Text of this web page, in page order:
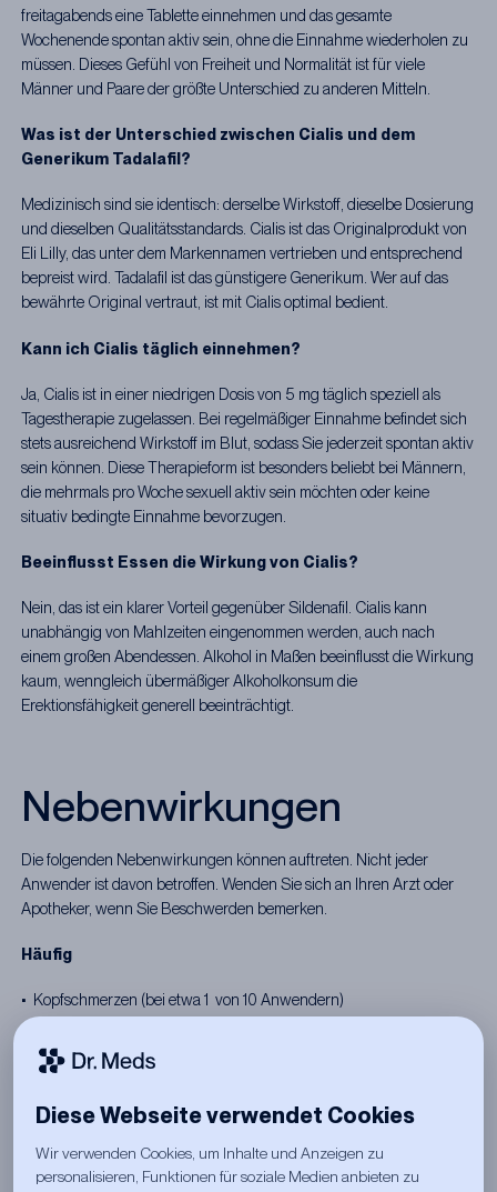
Diese Webseite verwendet Cookies
Wir verwenden Cookies, um Inhalte und Anzeigen zu
personalisieren, Funktionen für soziale Medien anbieten zu
freitagabends eine Tablette einnehmen und das gesamte
Wochenende spontan aktiv sein, ohne die Einnahme wiederholen zu
müssen. Dieses Gefühl von Freiheit und Normalität ist für viele
Männer und Paare der größte Unterschied zu anderen Mitteln.
Was ist der Unterschied zwischen Cialis und dem
Generikum Tadalafil?
Medizinisch sind sie identisch: derselbe Wirkstoff, dieselbe Dosierung
und dieselben Qualitätsstandards. Cialis ist das Originalprodukt von
Eli Lilly, das unter dem Markennamen vertrieben und entsprechend
bepreist wird. Tadalafil ist das günstigere Generikum. Wer auf das
bewährte Original vertraut, ist mit Cialis optimal bedient.
Kann ich Cialis täglich einnehmen?
Ja, Cialis ist in einer niedrigen Dosis von 5 mg täglich speziell als
Tagestherapie zugelassen. Bei regelmäßiger Einnahme befindet sich
stets ausreichend Wirkstoff im Blut, sodass Sie jederzeit spontan aktiv
sein können. Diese Therapieform ist besonders beliebt bei Männern,
die mehrmals pro Woche sexuell aktiv sein möchten oder keine
situativ bedingte Einnahme bevorzugen.
Beeinflusst Essen die Wirkung von Cialis?
Nein, das ist ein klarer Vorteil gegenüber Sildenafil. Cialis kann
unabhängig von Mahlzeiten eingenommen werden, auch nach
einem großen Abendessen. Alkohol in Maßen beeinflusst die Wirkung
kaum, wenngleich übermäßiger Alkoholkonsum die
Erektionsfähigkeit generell beeinträchtigt.
Nebenwirkungen
Die folgenden Nebenwirkungen können auftreten. Nicht jeder
Anwender ist davon betroffen. Wenden Sie sich an Ihren Arzt oder
Apotheker, wenn Sie Beschwerden bemerken.
Häufig
• Kopfschmerzen (bei etwa 1 von 10 Anwendern)
• Verdauungsstörungen, Sodbrennen
nach 12-24h ab)
• Gesichtsrötung